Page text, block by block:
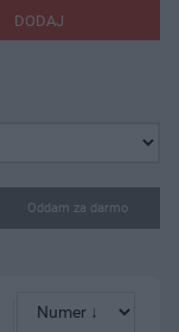
DODAJ
Oddam za darmo